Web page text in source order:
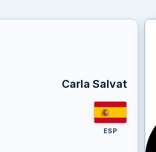
Carla Salvat
ESP